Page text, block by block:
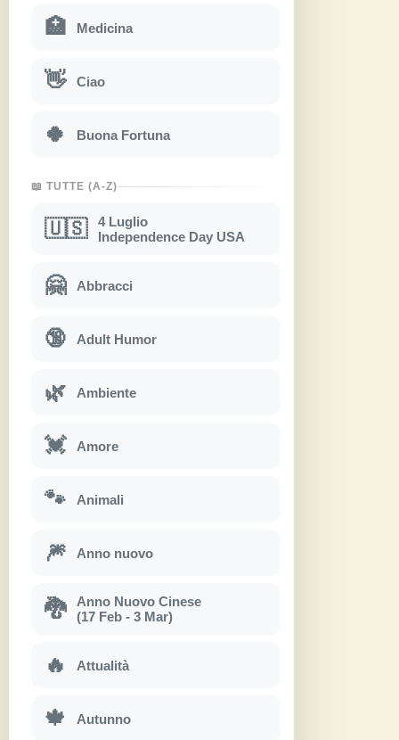
🏥 Medicina
👋 Ciao
🍀 Buona Fortuna
📖 TUTTE (A-Z)
🇺🇸
4 Luglio
Independence Day USA
🤗 Abbracci
🔞 Adult Humor
🌿 Ambiente
💓 Amore
🐾 Animali
🎆 Anno nuovo
🐉
Anno Nuovo Cinese
(17 Feb - 3 Mar)
🔥 Attualità
🍁 Autunno